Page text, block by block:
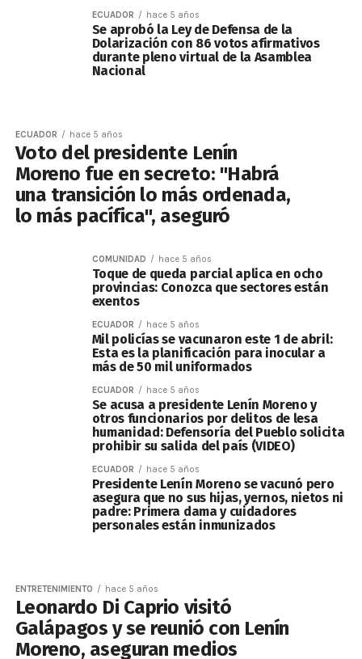
ECUADOR hace 5 años
Se aprobó la Ley de Defensa de la
Dolarización con 86 votos afirmativos
durante pleno virtual de la Asamblea
Nacional
ECUADOR hace 5 años
Voto del presidente Lenín
Moreno fue en secreto: "Habrá
una transición lo más ordenada,
lo más pacífica", aseguró
COMUNIDAD hace 5 años
Toque de queda parcial aplica en ocho
provincias: Conozca que sectores están
exentos
ECUADOR hace 5 años
Mil policías se vacunaron este 1 de abril:
Esta es la planificación para inocular a
más de 50 mil uniformados
ECUADOR hace 5 años
Se acusa a presidente Lenín Moreno y
otros funcionarios por delitos de lesa
humanidad: Defensoría del Pueblo solicita
prohibir su salida del país (VIDEO)
ECUADOR hace 5 años
Presidente Lenín Moreno se vacunó pero
asegura que no sus hijas, yernos, nietos ni
padre: Primera dama y cuidadores
personales están inmunizados
ENTRETENIMIENTO hace 5 años
Leonardo Di Caprio visitó
Galápagos y se reunió con Lenín
Moreno, aseguran medios